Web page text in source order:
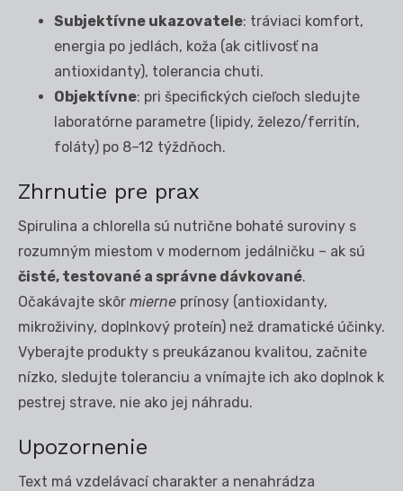
Subjektívne ukazovatele: tráviaci komfort,
energia po jedlách, koža (ak citlivosť na
antioxidanty), tolerancia chuti.
Objektívne: pri špecifických cieľoch sledujte
laboratórne parametre (lipidy, železo/ferritín,
foláty) po 8–12 týždňoch.
Zhrnutie pre prax
Spirulina a chlorella sú nutrične bohaté suroviny s
rozumným miestom v modernom jedálničku – ak sú
čisté, testované a správne dávkované.
Očakávajte skôr mierne prínosy (antioxidanty,
mikroživiny, doplnkový proteín) než dramatické účinky.
Vyberajte produkty s preukázanou kvalitou, začnite
nízko, sledujte toleranciu a vnímajte ich ako doplnok k
pestrej strave, nie ako jej náhradu.
Upozornenie
Text má vzdelávací charakter a nenahrádza